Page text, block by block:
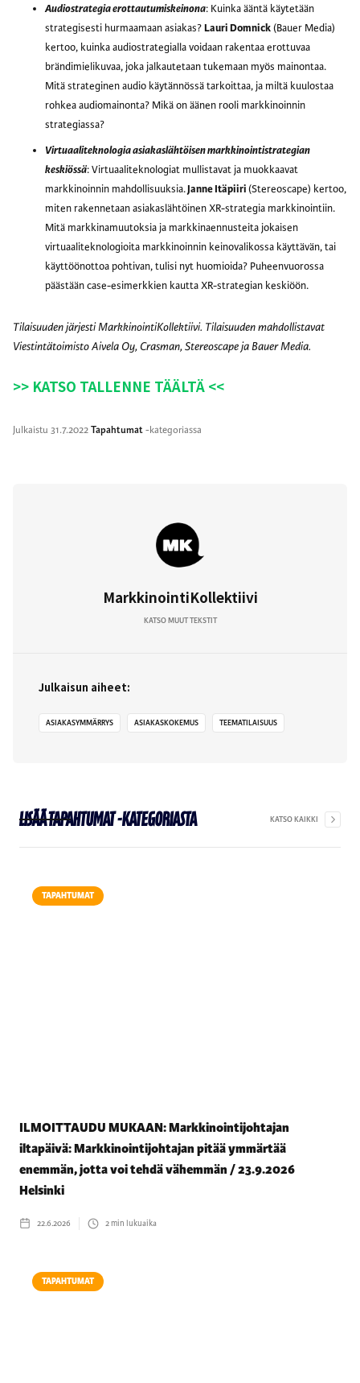
Audiostrategia erottautumiskeinona: Kuinka ääntä käytetään
strategisesti hurmaamaan asiakas?Lauri Domnick(Bauer Media)
kertoo, kuinka audiostrategialla voidaan rakentaa erottuvaa
brändimielikuvaa, joka jalkautetaan tukemaan myös mainontaa.
Mitä strateginen audio käytännössä tarkoittaa, ja miltä kuulostaa
rohkea audiomainonta? Mikä on äänen rooli markkinoinnin
strategiassa?
Virtuaaliteknologia asiakaslähtöisen markkinointistrategian
keskiössä: Virtuaaliteknologiat mullistavat ja muokkaavat
markkinoinnin mahdollisuuksia.Janne Itäpiiri(Stereoscape) kertoo,
miten rakennetaan asiakaslähtöinen XR-strategia markkinointiin.
Mitä markkinamuutoksia ja markkinaennusteita jokaisen
virtuaaliteknologioita markkinoinnin keinovalikossa käyttävän, tai
käyttöönottoa pohtivan, tulisi nyt huomioida? Puheenvuorossa
päästään case-esimerkkien kautta XR-strategian keskiöön.
Tilaisuuden järjesti MarkkinointiKollektiivi. Tilaisuuden mahdollistavat
Viestintätoimisto Aivela Oy, Crasman, Stereoscape ja Bauer Media.
>> KATSO TALLENNE TÄÄLTÄ <<
Julkaistu 31.7.2022Tapahtumat-kategoriassa
MarkkinointiKollektiivi
KATSO MUUT TEKSTIT
Julkaisun aiheet:
ASIAKASYMMÄRRYS ASIAKASKOKEMUS TEEMATILAISUUS
LisääTapahtumat-kategoriasta KATSO KAIKKI
TAPAHTUMAT
ILMOITTAUDU MUKAAN: Markkinointijohtajan
iltapäivä: Markkinointijohtajan pitää ymmärtää
enemmän, jotta voi tehdä vähemmän / 23.9.2026
Helsinki
22.6.2026 2min lukuaika
TAPAHTUMAT